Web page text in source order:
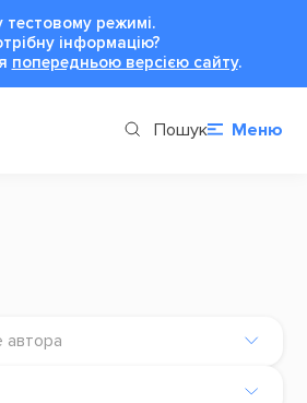
режимі.
інформацію?
попередньою версією сайту.
Пошук Меню
автора